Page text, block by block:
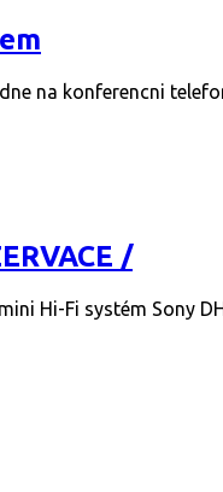
na konferencni
/
Hi-Fi systém Sony